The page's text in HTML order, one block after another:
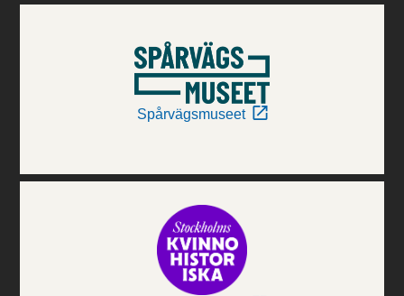
Spårvägsmuseet